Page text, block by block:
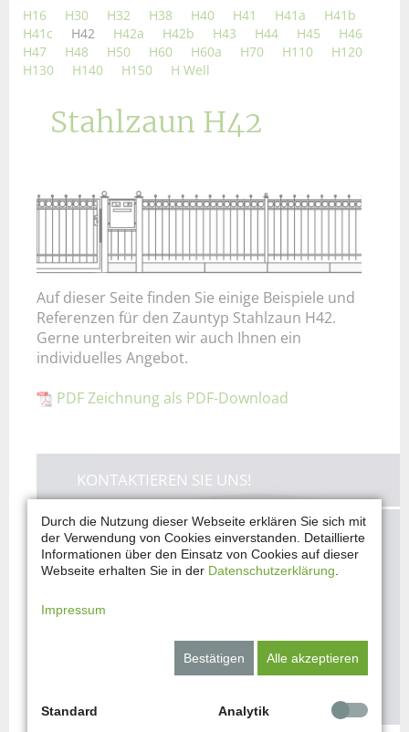
H16 H30 H32 H38 H40 H41 H41a
H41b
H41c
H42 H42a H42b H43 H44 H45
H46
H47
H48 H50 H60 H60a H70 H110
H120
H130
H140 H150 H Well
Stahlzaun H42
Auf dieser Seite finden Sie einige Beispiele und
Referenzen für den Zauntyp Stahlzaun H42.
Gerne unterbreiten wir auch Ihnen ein
individuelles Angebot.
PDF Zeichnung als PDF-Download
KONTAKTIEREN SIE UNS!
Sie haben Fragen und möchten Ihre
Vorstellungen mit uns besprechen?
Sie haben Interesse an einem unserer
Durch die Nutzung dieser Webseite erklären Sie sich mit
der Verwendung von Cookies einverstanden. Detaillierte
Informationen über den Einsatz von Cookies auf dieser
Webseite erhalten Sie in der Datenschutzerklärung
Impressum
Bestätigen Alle akzeptieren
Standard Analytik